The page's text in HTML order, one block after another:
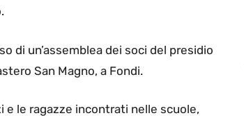
di un’assemblea dei soci del presidio
San Magno, a Fondi.
e le ragazze incontrati nelle scuole,